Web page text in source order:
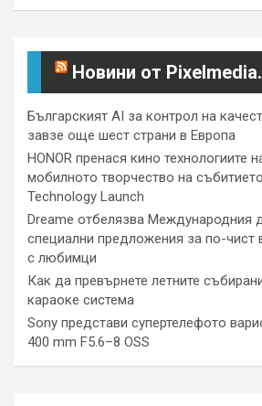
Новини от
Българският AI за контрол на
завзе още шест страни в Европа
HONOR пренася кино технологиите
мобилното творчество на
Technology Launch
Dreame отбелязва Международния
специални предложения за по-чист
с любимци
Как да превърнете летните
караоке система
Sony представи супертелефото
400 mm F5.6–8 OSS